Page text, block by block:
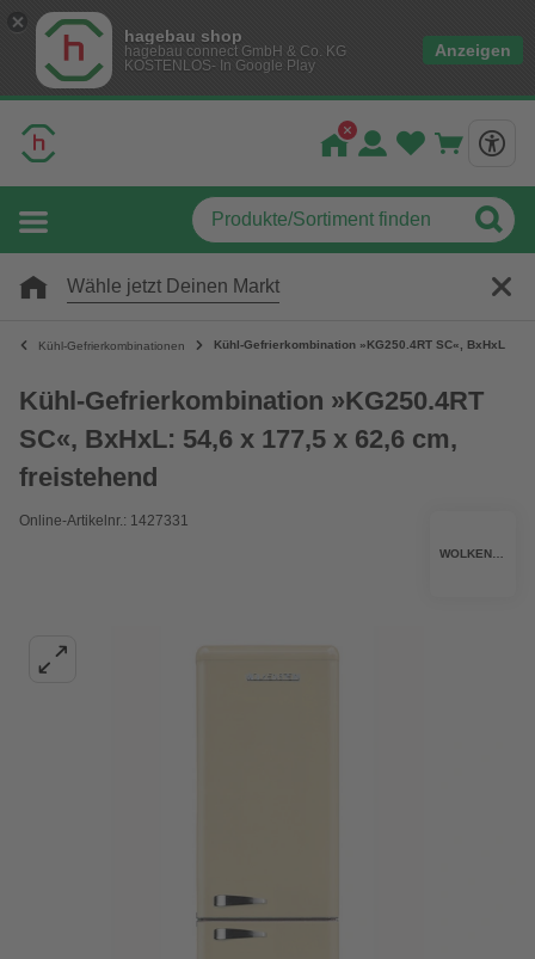
hagebau shop
hagebau connect GmbH & Co. KG
KOSTENLOS- In Google Play
Anzeigen
Wähle jetzt Deinen Markt
Kühl-Gefrierkombinationen Kühl-Gefrierkombination »KG250.4RT SC«, BxHxL:
Kühl-Gefrierkombination »KG250.4RT
SC«, BxHxL: 54,6 x 177,5 x 62,6 cm,
freistehend
Online-Artikelnr.: 1427331